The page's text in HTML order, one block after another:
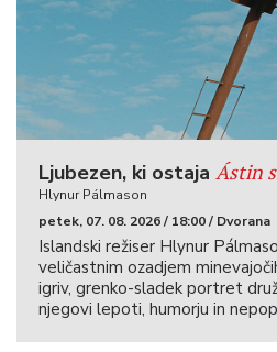
Ljubezen, ki ostaja Ástin
Hlynur Pálmason
petek, 07. 08. 2026 / 18:00 / Dvorana
Islandski režiser Hlynur
veličastnim ozadjem
igriv, grenko-sladek portret
njegovi lepoti, humorju in